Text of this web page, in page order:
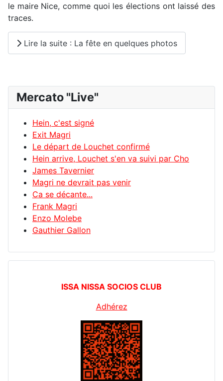
le maire Nice, comme quoi les élections ont laissé des
traces.
Lire la suite : La fête en quelques photos
Mercato "Live"
Hein, c'est signé
Exit Magri
Le départ de Louchet confirmé
Hein arrive, Louchet s'en va suivi par Cho
James Tavernier
Magri ne devrait pas venir
Ca se décante...
Frank Magri
Enzo Molebe
Gauthier Gallon
ISSA NISSA SOCIOS CLUB
Adhérez